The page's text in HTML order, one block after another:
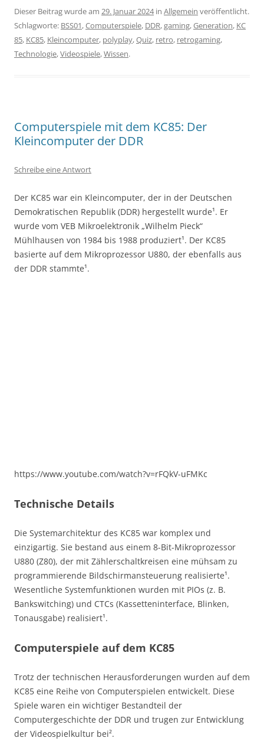
Dieser Beitrag wurde am 29. Januar 2024in Allgemein veröffentlicht.
Schlagworte: BSS01,Computerspiele, DDR,gaming,Generation, KC
85, KC85, Kleincomputer, polyplay,Quiz, retro, retrogaming,
Technologie,Videospiele,Wissen.
Computerspiele mit dem KC85: Der
Kleincomputer der DDR
Schreibe eine Antwort
Der KC85 war ein Kleincomputer, der in der Deutschen
Demokratischen Republik (DDR) hergestellt wurde¹. Er
wurde vom VEB Mikroelektronik „Wilhelm Pieck“
Mühlhausen von 1984 bis 1988 produziert¹. Der KC85
basierte auf dem Mikroprozessor U880, der ebenfalls aus
der DDR stammte¹.
https://www.youtube.com/watch?v=rFQkV-uFMKc
Technische Details
Die Systemarchitektur des KC85 war komplex und
einzigartig. Sie bestand aus einem 8-Bit-Mikroprozessor
U880 (Z80), der mit Zählerschaltkreisen eine mühsam zu
programmierende Bildschirmansteuerung realisierte¹.
Wesentliche Systemfunktionen wurden mit PIOs (z. B.
Bankswitching) und CTCs (Kassetteninterface, Blinken,
Tonausgabe) realisiert¹.
Computerspiele auf dem KC85
Trotz der technischen Herausforderungen wurden auf dem
KC85 eine Reihe von Computerspielen entwickelt. Diese
Spiele waren ein wichtiger Bestandteil der
Computergeschichte der DDR und trugen zur Entwicklung
der Videospielkultur bei².